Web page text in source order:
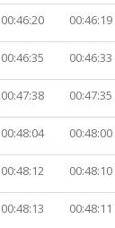
00:46:20 00:46:19
00:46:35 00:46:33
00:47:38 00:47:35
00:48:04 00:48:00
00:48:12 00:48:10
00:48:13 00:48:11